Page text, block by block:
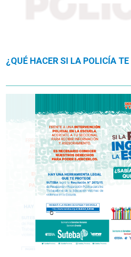
¿QUÉ HACER SI LA POLICÍA TE